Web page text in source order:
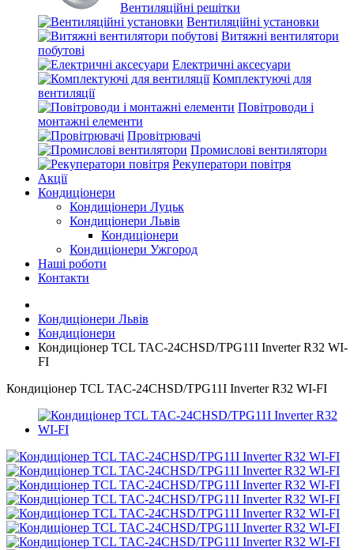
Вентиляційні решітки
Вентиляційні установки
Витяжні вентилятори
побутові
Електричні аксесуари
Комплектуючі для
вентиляції
Повітроводи і
монтажні елементи
Провітрювачі
Промислові вентилятори
Рекуператори повітря
Акції
Кондиціонери
Кондиціонери Луцьк
Кондиціонери Львів
Кондиціонери
Кондиціонери Ужгород
Наші роботи
Контакти
Кондиціонери Львів
Кондиціонери
Кондиціонер TCL TAC-24CHSD/TPG11I Inverter R32 WI-
FI
Кондиціонер TCL TAC-24CHSD/TPG11I Inverter R32 WI-FI